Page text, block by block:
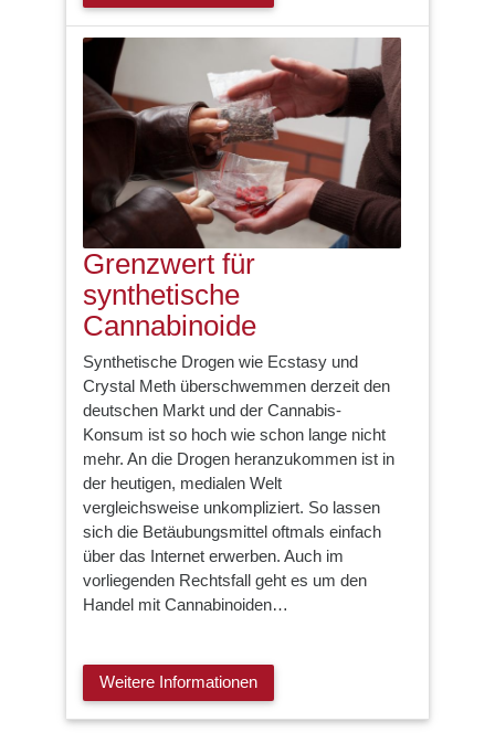
Grenzwert für
synthetische
Cannabinoide
Synthetische Drogen wie Ecstasy und
Crystal Meth überschwemmen derzeit den
deutschen Markt und der Cannabis-
Konsum ist so hoch wie schon lange nicht
mehr. An die Drogen heranzukommen ist in
der heutigen, medialen Welt
vergleichsweise unkompliziert. So lassen
sich die Betäubungsmittel oftmals einfach
über das Internet erwerben. Auch im
vorliegenden Rechtsfall geht es um den
Handel mit Cannabinoiden…
Weitere Informationen